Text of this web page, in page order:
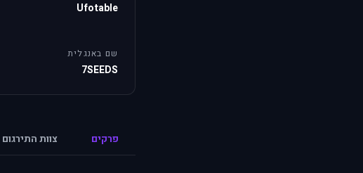
Ufotable
שם באנגלית
7SEEDS
פרקים צוות התירגום